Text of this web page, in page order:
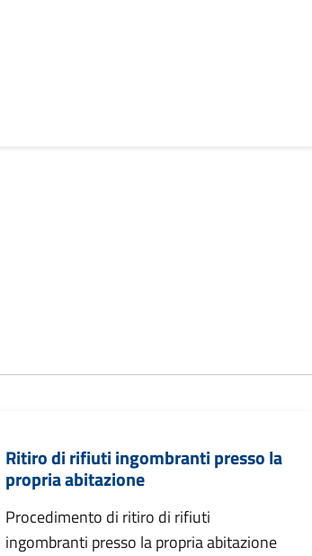
Ritiro di rifiuti ingombranti presso la
propria abitazione
Procedimento di ritiro di rifiuti
ingombranti presso la propria abitazione